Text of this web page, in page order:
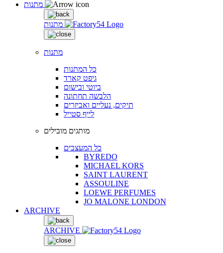
מתנות
מתנות
כל המתנות
גיפט קארד
ביוטי ובישום
הלבשה תחתונה
תיקים, נעליים ואביזרים
לייף סטייל
מותגים מובילים
כל המעצבים
BYREDO
MICHAEL KORS
SAINT LAURENT
ASSOULINE
LOEWE PERFUMES
JO MALONE LONDON
ARCHIVE
ARCHIVE